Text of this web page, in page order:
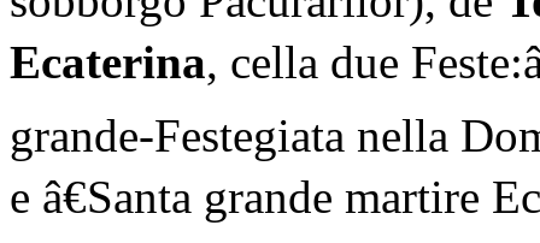
Ecaterina, cella due
grande-Festegiata nella
e â€Santa grande martire